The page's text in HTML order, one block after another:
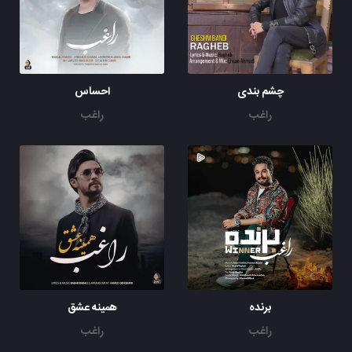
چشم بندی
راغب
احساس
راغب
برنده
راغب
همینه عشق
راغب